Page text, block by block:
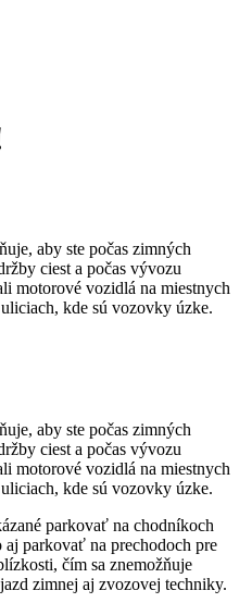
aby ste počas zimných
ciest a počas vývozu
motorové vozidlá na miestnych
kde sú vozovky úzke.
aby ste počas zimných
ciest a počas vývozu
motorové vozidlá na miestnych
kde sú vozovky úzke.
parkovať na chodníkoch
parkovať na prechodoch pre
čím sa znemožňuje
zimnej aj zvozovej techniky.